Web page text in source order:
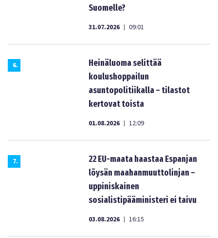
Suomelle?
31.07.2026 | 09:01
6.
Heinäluoma selittää
koulushoppailun
asuntopolitiikalla – tilastot
kertovat toista
01.08.2026 | 12:09
7.
22 EU-maata haastaa Espanjan
löysän maahanmuuttolinjan –
uppiniskainen
sosialistipääministeri ei taivu
03.08.2026 | 16:15